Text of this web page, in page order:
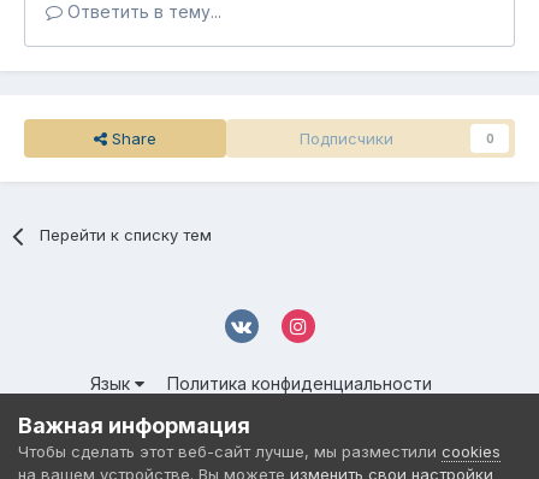
Ответить в тему...
Share Подписчики 0
Перейти к списку тем
Язык
Политика конфиденциальности
© 2016-2026 DMS NETWORK | All Rights Reserved.
Powered by Invision Community
Важная информация
Чтобы сделать этот веб-сайт лучше, мы разместили cookies
на вашем устройстве. Вы можете изменить свои настройки